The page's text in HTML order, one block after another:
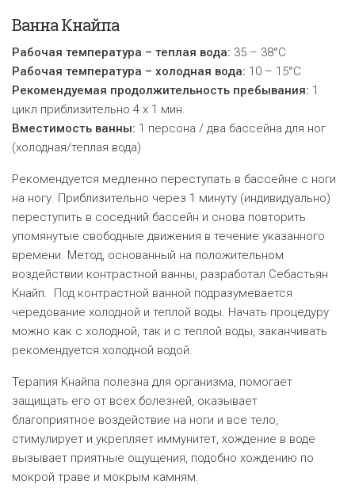
Ванна Кнайпа
Рабочая температура – теплая вода: 35 – 38°C
Рабочая температура – холодная вода: 10 – 15°C
Рекомендуемая продолжительность пребывания: 1
цикл приблизительно 4 х 1 мин.
Вместимость ванны: 1 персона / два бассейна для ног
(холодная/теплая вода)
Рекомендуется медленно переступать в бассейне с ноги
на ногу. Приблизительно через 1 минуту (индивидуально)
переступить в соседний бассейн и снова повторить
упомянутые свободные движения в течение указанного
времени. Метод, основанный на положительном
воздействии контрастной ванны, разработал Себастьян
Кнайп. Под контрастной ванной подразумевается
чередование холодной и теплой воды. Начать процедуру
можно как с холодной, так и с теплой воды, заканчивать
рекомендуется холодной водой.
Терапия Кнайпа полезна для организма, помогает
защищать его от всех болезней, оказывает
благоприятное воздействие на ноги и все тело,
стимулирует и укрепляет иммунитет, хождение в воде
вызывает приятные ощущения, подобно хождению по
мокрой траве и мокрым камням.